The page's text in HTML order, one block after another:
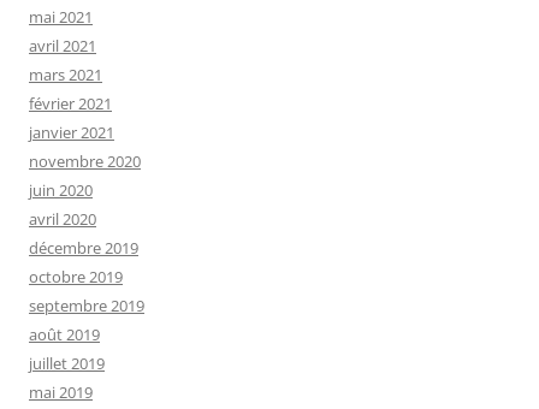
mai 2021
avril 2021
mars 2021
février 2021
janvier 2021
novembre 2020
juin 2020
avril 2020
décembre 2019
octobre 2019
septembre 2019
août 2019
juillet 2019
mai 2019